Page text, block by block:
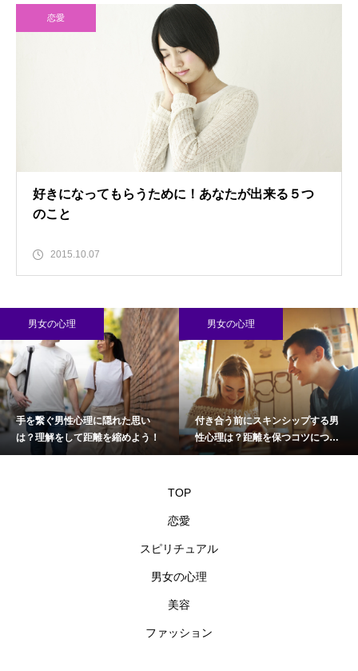
恋愛
好きになってもらうために！あなたが出来る５つ
のこと
2015.10.07
男女の心理
手を繋ぐ男性心理に隠れた思い
は？理解をして距離を縮めよう！
男女の心理
付き合う前にスキンシップする男
性心理は？距離を保つコツについ
て
TOP
恋愛
スピリチュアル
男女の心理
美容
ファッション